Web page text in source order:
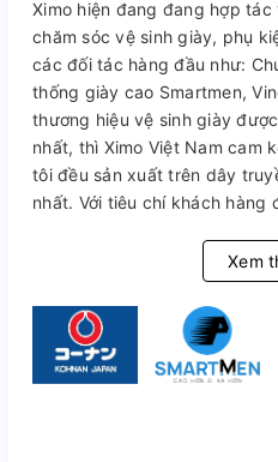
Ximo hiện đang đang hợp
chăm sóc vệ sinh giày, phụ
các đối tác hàng đầu như:
thống giày cao Smartmen,
thương hiệu vệ sinh giày
nhất, thì Ximo Việt Nam cam
tôi đều sản xuất trên dây
nhất. Với tiêu chí khách hàng
Xem